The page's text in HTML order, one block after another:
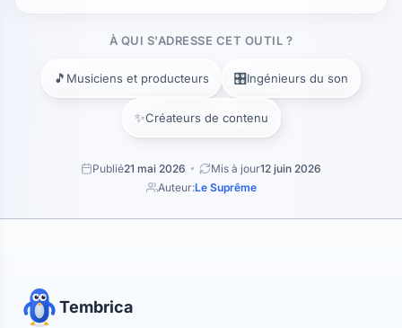
À QUI S'ADRESSE CET OUTIL ?
🎵 Musiciens et producteurs 🎛️Ingénieurs du son
✨Créateurs de contenu
Publié21 mai 2026 Mis à jour12 juin 2026
Auteur:Le Suprême
Tembrica